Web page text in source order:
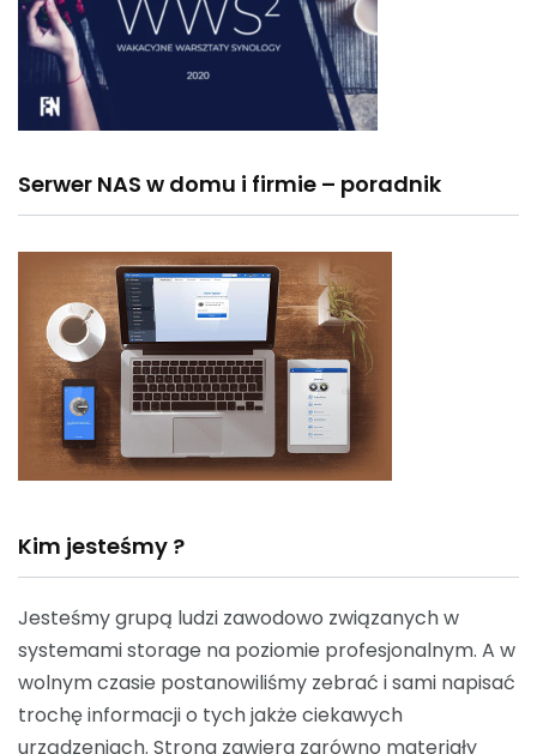
Serwer NAS w domu i firmie – poradnik
Kim jesteśmy ?
Jesteśmy grupą ludzi zawodowo związanych w
systemami storage na poziomie profesjonalnym. A w
wolnym czasie postanowiliśmy zebrać i sami napisać
trochę informacji o tych jakże ciekawych
urządzeniach. Strona zawiera zarówno materiały